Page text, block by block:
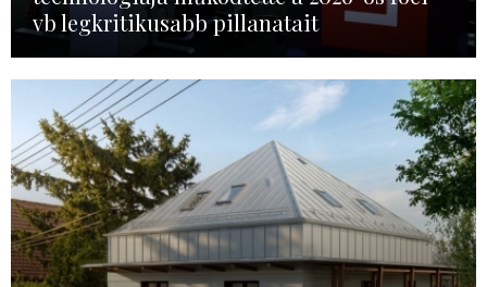
vb legkritikusabb pillanatait